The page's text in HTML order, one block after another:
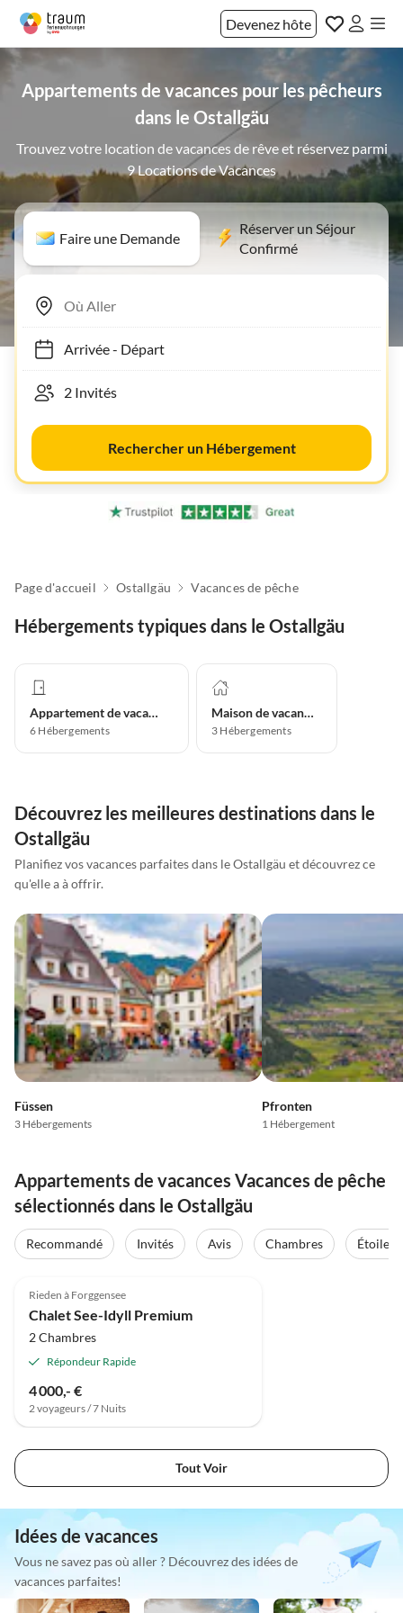
Devenez hôte
Appartements de vacances pour les pêcheurs
dans le Ostallgäu
Trouvez votre location de vacances de rêve et réservez parmi
9 Locations de Vacances
Faire une Demande
Réserver un Séjour
Confirmé
Arrivée- Départ
Rechercher un Hébergement
Page d'accueil Ostallgäu Vacances de pêche
Hébergements typiques dans le Ostallgäu
Appartement de vacances
6 Hébergements
Maison de vacances
3 Hébergements
Découvrez les meilleures destinations dans le
Ostallgäu
Planifiez vos vacances parfaites dans le Ostallgäu et découvrez ce
qu'elle a à offrir.
Füssen
3 Hébergements
Pfronten
1 Hébergement
Appartements de vacances Vacances de pêche
sélectionnés dans le Ostallgäu
Recommandé Invités Avis Chambres Étoiles
Rieden à Forggensee
Chalet See-Idyll Premium
2 Chambres
Répondeur Rapide
4 000,- €
2 voyageurs / 7 Nuits
Tout Voir
Idées de vacances
Vous ne savez pas où aller ? Découvrez des idées de
vacances parfaites!